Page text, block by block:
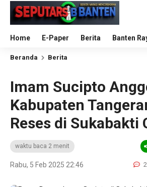
Home E-Paper Berita Banten
Beranda Berita
Imam Sucipto
Kabupaten
Reses di Sukabakti
waktu baca 2 menit
Rabu, 5 Feb 2025 22:46 2